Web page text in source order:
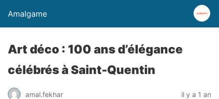
Amalgame
Art déco : 100 ans d’élégance
célébrés à Saint-Quentin
amal.fekhar il y a 1 an